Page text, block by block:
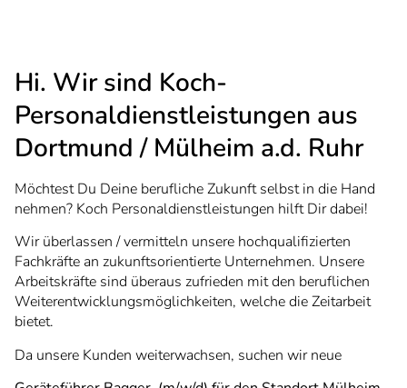
Hi. Wir sind Koch-
Personaldienstleistungen aus
Dortmund / Mülheim a.d. Ruhr
Möchtest Du Deine berufliche Zukunft selbst in die Hand
nehmen? Koch Personaldienstleistungen hilft Dir dabei!
Wir überlassen / vermitteln unsere hochqualifizierten
Fachkräfte an zukunftsorientierte Unternehmen. Unsere
Arbeitskräfte sind überaus zufrieden mit den beruflichen
Weiterentwicklungsmöglichkeiten, welche die Zeitarbeit
bietet.
Da unsere Kunden weiterwachsen, suchen wir neue